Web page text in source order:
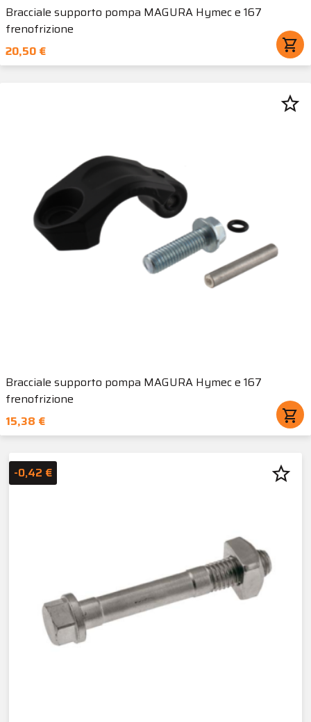
Bracciale supporto pompa MAGURA Hymec e 167
frenofrizione
20,50 €
shopping_cart
Bracciale supporto pompa MAGURA Hymec e 167
frenofrizione
15,38 €
shopping_cart
star_border
-0,42 € star_border